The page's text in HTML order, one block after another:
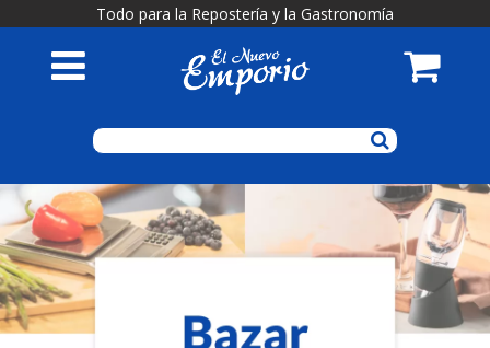
Todo para la Repostería y la Gastronomía